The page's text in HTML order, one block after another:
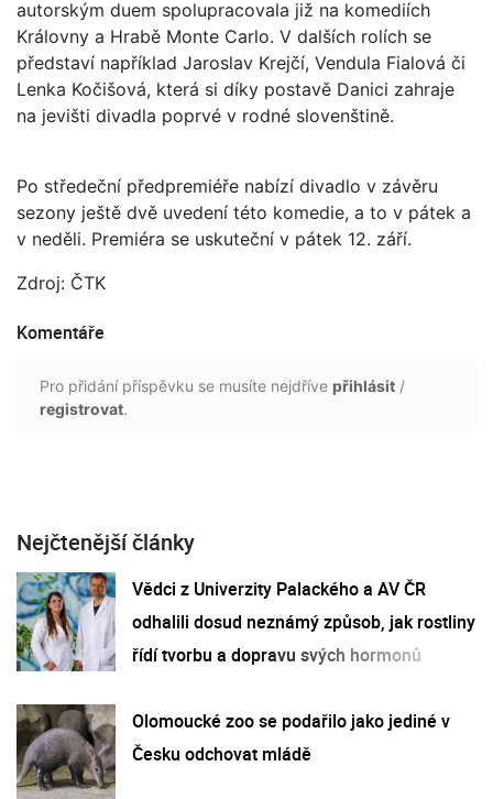
autorským duem spolupracovala již na komediích
Královny a Hrabě Monte Carlo. V dalších rolích se
představí například Jaroslav Krejčí, Vendula Fialová či
Lenka Kočišová, která si díky postavě Danici zahraje
na jevišti divadla poprvé v rodné slovenštině.
Po středeční předpremiéře nabízí divadlo v závěru
sezony ještě dvě uvedení této komedie, a to v pátek a
v neděli. Premiéra se uskuteční v pátek 12. září.
Zdroj: ČTK
Komentáře
Pro přidání příspěvku se musíte nejdříve přihlásit /
registrovat.
Nejčtenější články
Vědci z Univerzity Palackého a AV ČR
odhalili dosud neznámý způsob, jak rostliny
řídí tvorbu a dopravu svých hormonů
Olomoucké zoo se podařilo jako jediné v
Česku odchovat mládě